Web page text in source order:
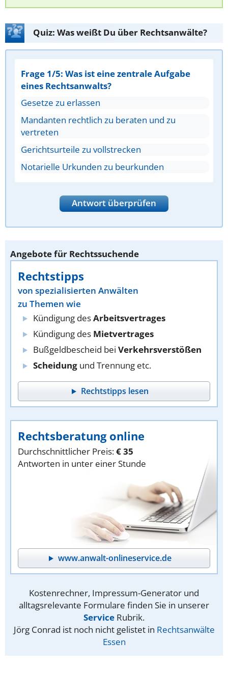
Quiz: Was weißt Du über Rechtsanwälte?
Frage 1/5: Was ist eine zentrale Aufgabe
eines Rechtsanwalts?
Gesetze zu erlassen
Mandanten rechtlich zu beraten und zu
vertreten
Gerichtsurteile zu vollstrecken
Notarielle Urkunden zu beurkunden
Antwort überprüfen
Angebote für Rechtssuchende
Rechtstipps
von spezialisierten Anwälten
zu Themen wie
Kündigung desArbeitsvertrages
Kündigung des Mietvertrages
Bußgeldbescheid bei Verkehrsverstößen
Scheidung und Trennung etc.
Rechtstipps lesen
Rechtsberatung online
Durchschnittlicher Preis:€ 35
Antworten in unter einer Stunde
www.anwalt-onlineservice.de
Kostenrechner, Impressum-Generator und
alltagsrelevante Formulare finden Sie in unserer
Service Rubrik.
Jörg Conrad ist noch nicht gelistet in Rechtsanwälte
Essen